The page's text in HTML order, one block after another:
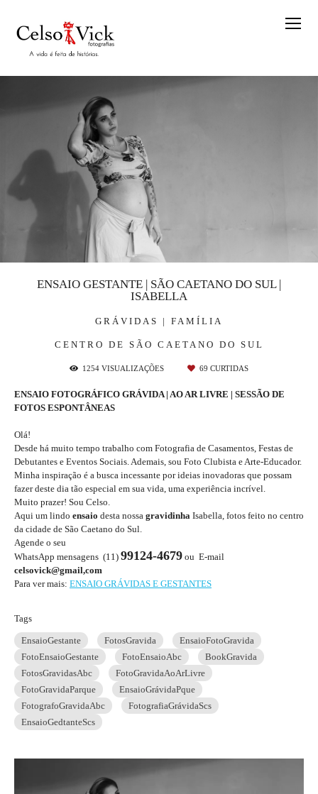
GRÁVIDAS | FAMÍLIA
CENTRO DE SÃO CAETANO DO SUL
ENSAIO GESTANTE | SÃO CAETANO DO SUL |
ISABELLA
1254 VISUALIZAÇÕES 69 CURTIDAS
ENSAIO FOTOGRÁFICO GRÁVIDA | AO AR LIVRE | SESSÃO DE
FOTOS ESPONTÂNEAS
Olá!
Desde há muito tempo trabalho com Fotografia de Casamentos, Festas de
Debutantes e Eventos Sociais. Ademais, sou Foto Clubista e Arte-Educador.
Minha inspiração é a busca incessante por ideias inovadoras que possam
fazer deste dia tão especial em sua vida, uma experiência incrível.
Muito prazer! Sou Celso.
Aqui um lindo ensaio desta nossa gravidinha Isabella, fotos feito no centro
da cidade de São Caetano do Sul.
Agende o seu
WhatsApp mensagens (11) 99124-4679 ou E-mail
celsovick@gmail,com
Para ver mais: ENSAIO GRÁVIDAS E GESTANTES
Tags
EnsaioGestante FotosGravida
EnsaioFotoGravida
FotoEnsaioGestante
FotoEnsaioAbc
BookGravida
FotosGravidasAbc
FotoGravidaAoArLivre
FotoGravidaParque
EnsaioGrávidaPque
FotografoGravidaAbc
FotografiaGrávidaScs
EnsaioGedtanteScs